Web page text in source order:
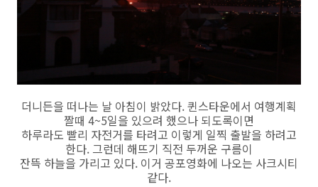
더니든을 떠나는 날 아침이 밝았다. 퀸스타운에서 여행계획
짤때 4~5일을 있으려 했으나 되도록이면
하루라도 빨리 자전거를 타려고 이렇게 일찍 출발을 하려고
한다. 그런데 해뜨기 직전 두꺼운 구름이
잔뜩 하늘을 가리고 있다. 이거 공포영화에 나오는 사크시티
같다.